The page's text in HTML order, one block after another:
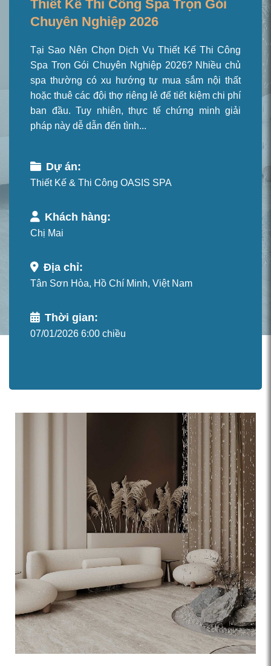
Thiết Kế Thi Công Spa Trọn Gói
Chuyên Nghiệp 2026
Tại Sao Nên Chọn Dịch Vụ Thiết Kế Thi Công
Spa Trọn Gói Chuyên Nghiệp 2026? Nhiều chủ
spa thường có xu hướng tự mua sắm nội thất
hoặc thuê các đội thợ riêng lẻ để tiết kiệm chi phí
ban đầu. Tuy nhiên, thực tế chứng minh giải
pháp này dễ dẫn đến tình...
Dự án:
Thiết Kế & Thi Công OASIS SPA
Khách hàng:
Chị Mai
Địa chỉ:
Tân Sơn Hòa, Hồ Chí Minh, Việt Nam
Thời gian:
07/01/2026 6:00 chiều